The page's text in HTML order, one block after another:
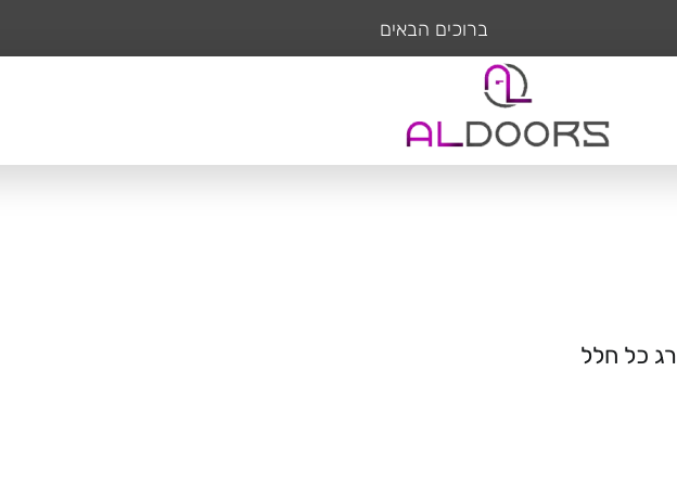
ברוכים הבאים
כל חלל